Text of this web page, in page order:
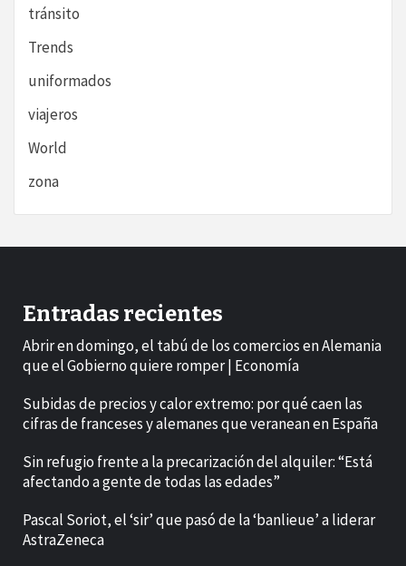
tránsito
Trends
uniformados
viajeros
World
zona
Entradas recientes
Abrir en domingo, el tabú de los comercios en Alemania
que el Gobierno quiere romper | Economía
Subidas de precios y calor extremo: por qué caen las
cifras de franceses y alemanes que veranean en España
Sin refugio frente a la precarización del alquiler: “Está
afectando a gente de todas las edades”
Pascal Soriot, el ‘sir’ que pasó de la ‘banlieue’ a liderar
AstraZeneca